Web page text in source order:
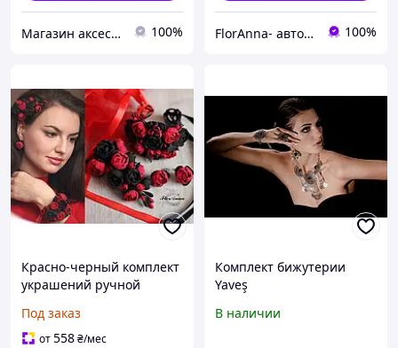
Магазин аксессуаров Silver Taurus. 100% FlorAnna- авторские украшения ручной работы с цветами из полимерной глины decoclay. 100%
Красно-черный комплект
украшений ручной
серьги и браслет
Под заказ
от558₴/мес
Комплект бижутерии
Yaveş
В наличии